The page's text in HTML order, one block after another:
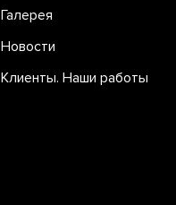
Галерея
Новости
Клиенты. Наши работы